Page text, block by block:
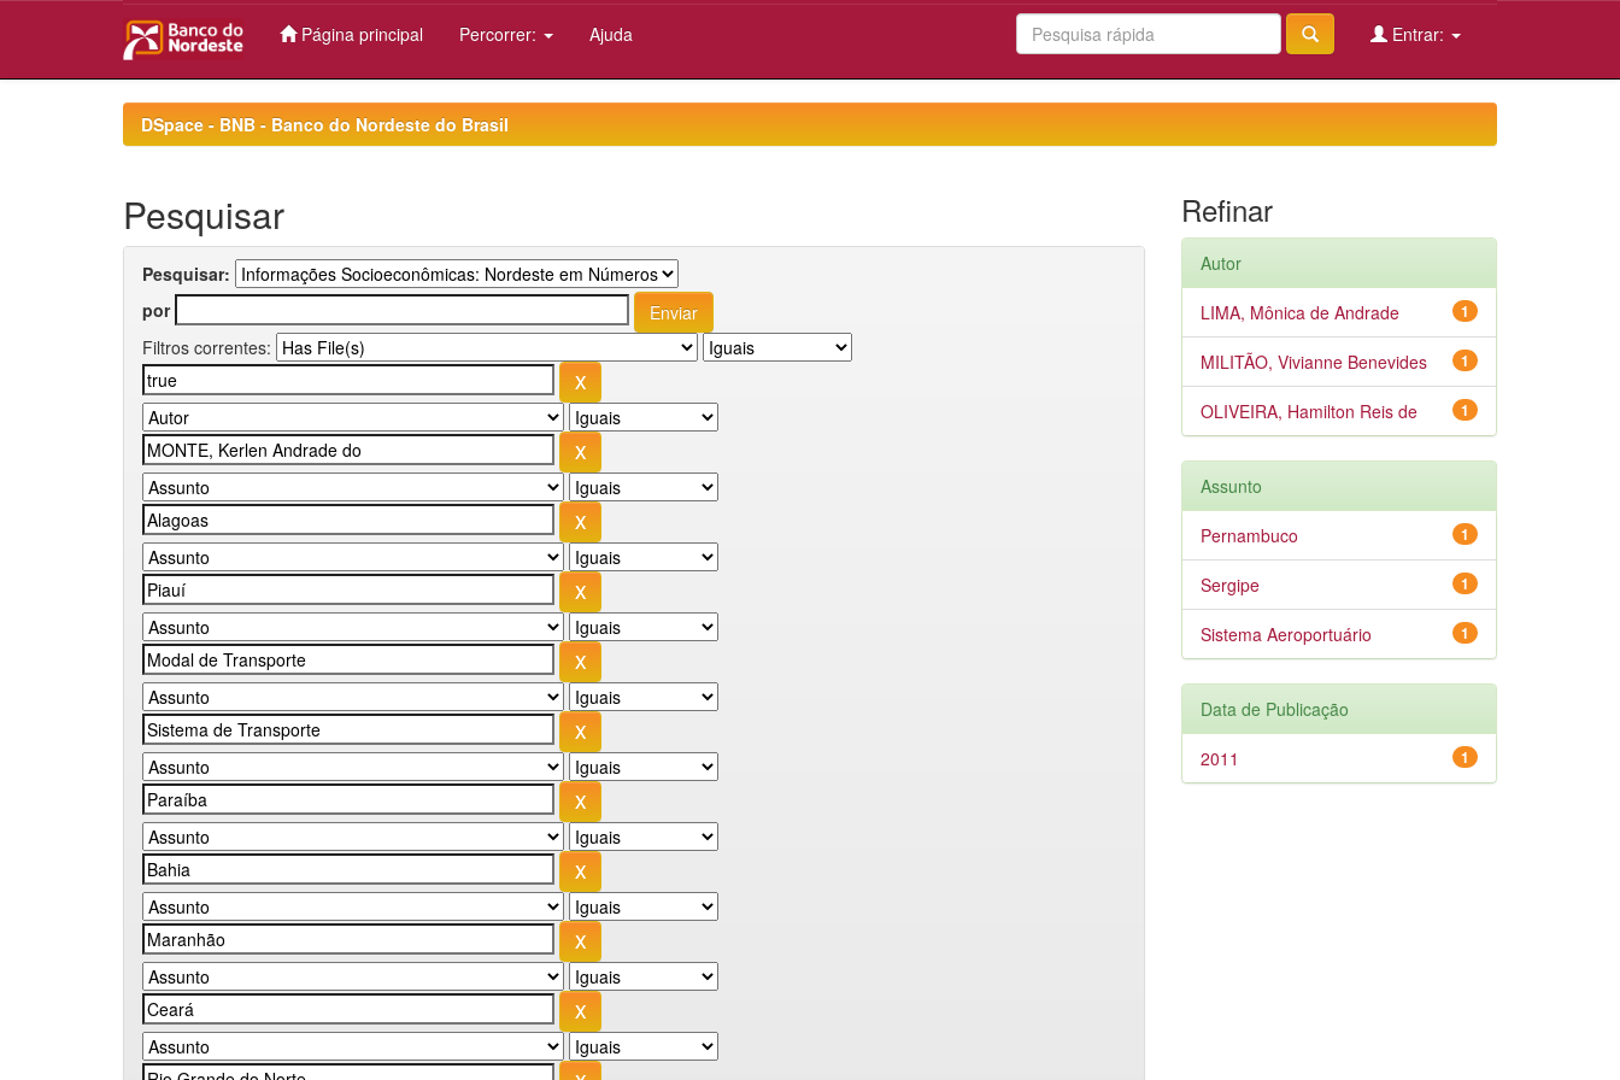
Página principal Percorrer: Ajuda Entrar:
DSpace - BNB - Banco do Nordeste do Brasil
Pesquisar
Pesquisar:
por
Filtros correntes:
Refinar
Autor
1
LIMA, Mônica de Andrade
1
MILITÃO, Vivianne Benevides
1
OLIVEIRA, Hamilton Reis de
Assunto
1
Pernambuco
1
Sergipe
1
Sistema Aeroportuário
Data de Publicação
1
2011